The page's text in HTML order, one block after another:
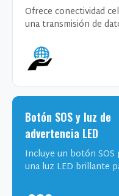
Ofrece conectividad
una transmisión de
Botón SOS y luz de
advertencia LED
Incluye un botón SOS
una luz LED brillante